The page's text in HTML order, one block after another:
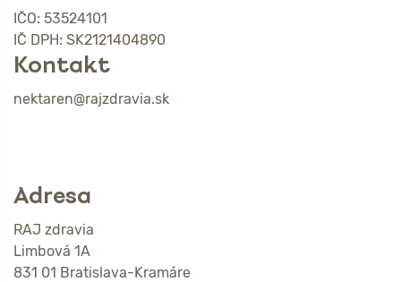
IČO: 53524101
IČ DPH: SK2121404890
Kontakt
nektaren@rajzdravia.sk
Adresa
RAJ zdravia
Limbová 1A
831 01 Bratislava-Kramáre